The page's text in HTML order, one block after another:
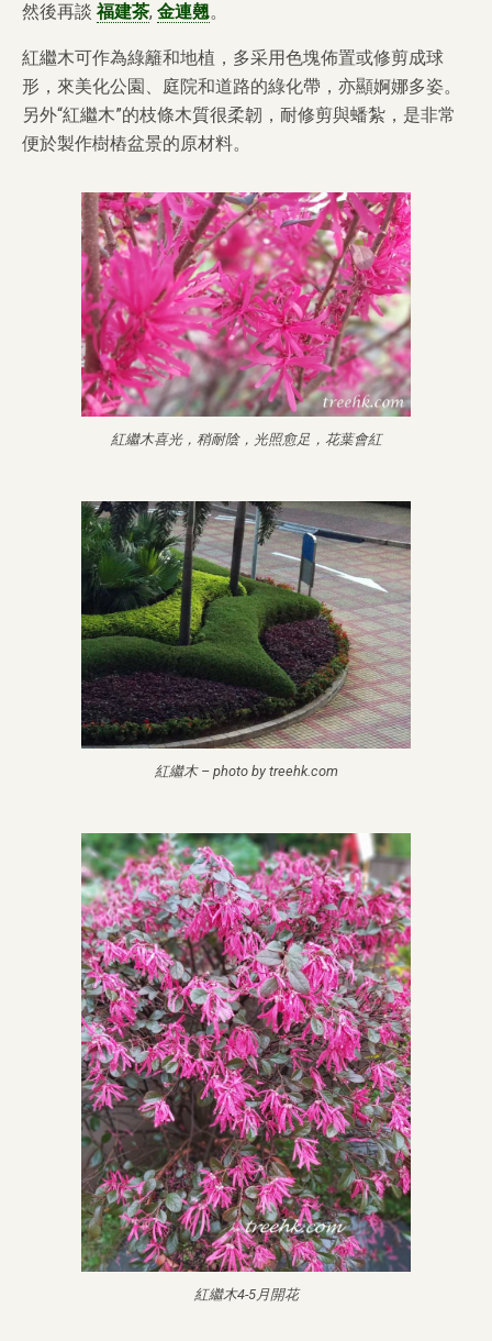
然後再談 福建茶, 金連翹。
紅繼木可作為綠籬和地植，多采用色塊佈置或修剪成球
形，來美化公園、庭院和道路的綠化帶，亦顯婀娜多姿。
另外“紅繼木”的枝條木質很柔韌，耐修剪與蟠紮，是非常
便於製作樹樁盆景的原材料。
紅繼木喜光，稍耐陰，光照愈足，花葉會紅
紅繼木 – photo by treehk.com
紅繼木4-5月開花